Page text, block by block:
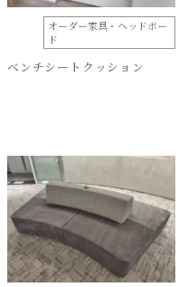
オーダー家具・ヘッドボー
ド
ベンチシートクッション